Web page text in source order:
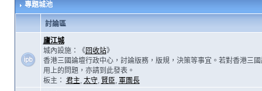
專題城池
討論區
廬江城
城內設施：《回收站》
香港三國論壇行政中心，討論版務，版規，決策等事宜。若對香港三
用上的問題，亦請到此發表。
板主： 君主, 太守, 賢臣, 軍團長